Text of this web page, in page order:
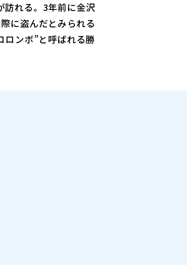
訪れる。3年前に金沢
に盗んだとみられる
ロンボ”と呼ばれる勝